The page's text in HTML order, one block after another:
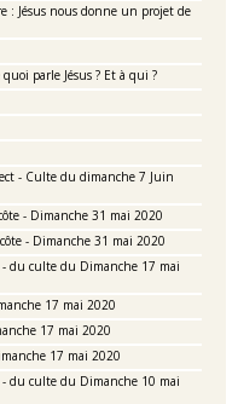
: Jésus nous donne un projet de
parle Jésus ? Et à qui ?
- Culte du dimanche 7 Juin
- Dimanche 31 mai 2020
- Dimanche 31 mai 2020
du culte du Dimanche 17 mai
17 mai 2020
17 mai 2020
17 mai 2020
- du culte du Dimanche 10 mai